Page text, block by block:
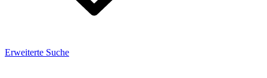
Erweiterte Suche